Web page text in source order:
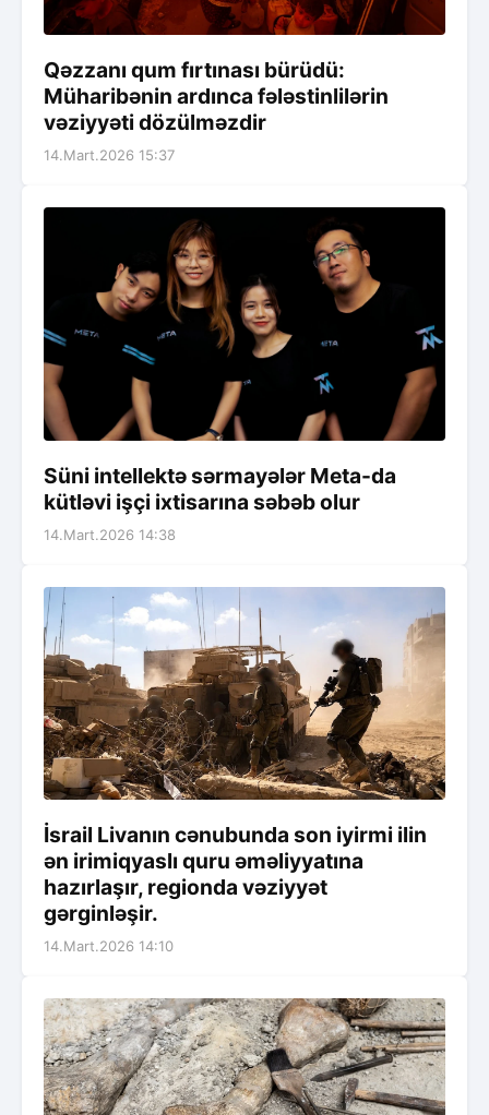
Qəzzanı qum fırtınası bürüdü:
Müharibənin ardınca fələstinlilərin
vəziyyəti dözülməzdir
14.Mart.2026 15:37
Süni intellektə sərmayələr Meta-da
kütləvi işçi ixtisarına səbəb olur
14.Mart.2026 14:38
İsrail Livanın cənubunda son iyirmi ilin
ən irimiqyaslı quru əməliyyatına
hazırlaşır, regionda vəziyyət
gərginləşir.
14.Mart.2026 14:10